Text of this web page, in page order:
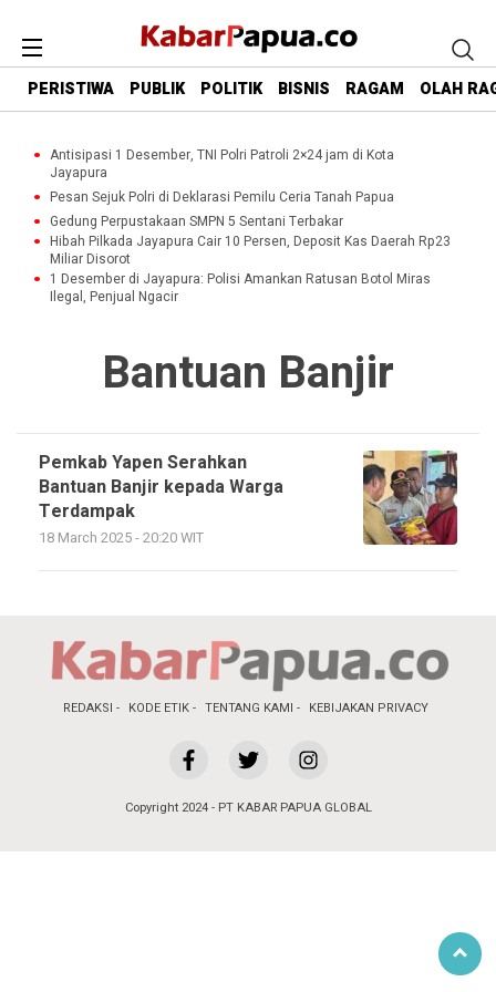
PERISTIWA PUBLIK POLITIK BISNIS RAGAM OLAH
Antisipasi 1 Desember, TNI Polri Patroli 2×24 jam di Kota
Jayapura
Pesan Sejuk Polri di Deklarasi Pemilu Ceria Tanah Papua
Gedung Perpustakaan SMPN 5 Sentani Terbakar
Hibah Pilkada Jayapura Cair 10 Persen, Deposit Kas Daerah Rp23
Miliar Disorot
1 Desember di Jayapura: Polisi Amankan Ratusan Botol Miras
Ilegal, Penjual Ngacir
Bantuan Banjir
Pemkab Yapen Serahkan
Bantuan Banjir kepada Warga
Terdampak
18 March 2025 - 20:20 WIT
REDAKSI KODE ETIK TENTANG KAMI KEBIJAKAN PRIVACY
Copyright 2024 - PT KABAR PAPUA GLOBAL